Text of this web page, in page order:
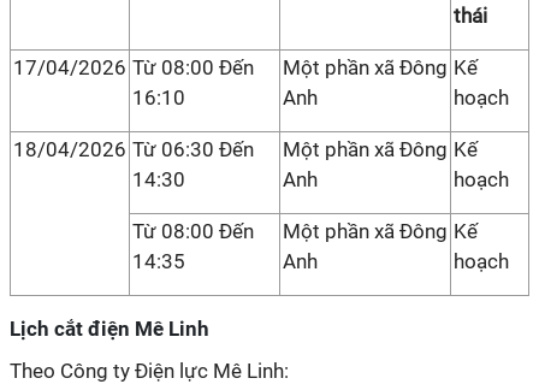
thái
17/04/2026 Từ 08:00 Đến
16:10
Một phần xã Đông
Anh
Kế
hoạch
18/04/2026 Từ 06:30 Đến
14:30
Một phần xã Đông
Anh
Kế
hoạch
Từ 08:00 Đến
14:35
Một phần xã Đông
Anh
Kế
hoạch
Lịch cắt điện Mê Linh
Theo Công ty Điện lực Mê Linh: